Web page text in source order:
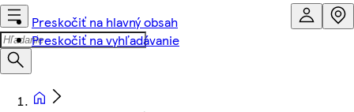
Preskočiť na hlavný obsah
Preskočiť na vyhľadávanie